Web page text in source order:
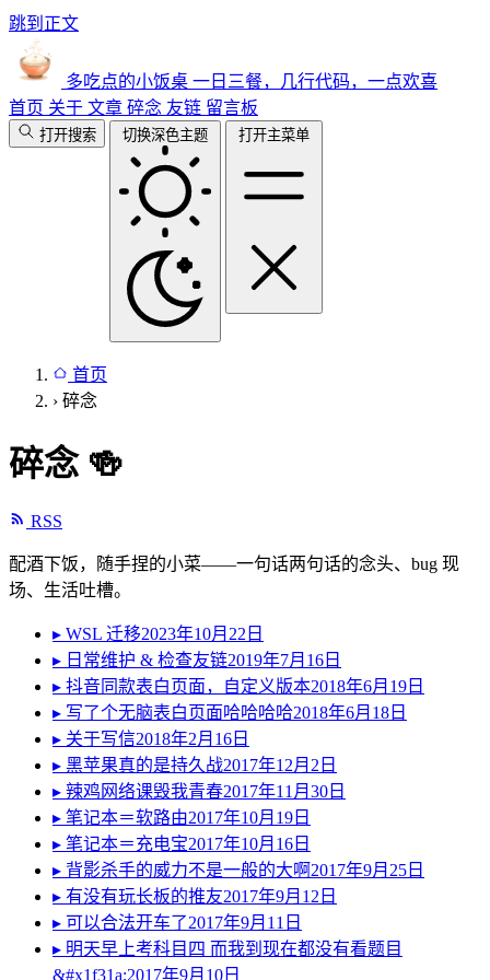
跳到正文
多吃点的小饭桌 一日三餐，几行代码，一点欢喜
首页 关于 文章 碎念 友链 留言板
打开搜索 切换深色主题 打开主菜单
首页
› 碎念
碎念 🍻
RSS
配酒下饭，随手捏的小菜——一句话两句话的念头、bug 现
场、生活吐槽。
▸ WSL 迁移2023年10月22日
▸ 日常维护 & 检查友链2019年7月16日
▸ 抖音同款表白页面，自定义版本2018年6月19日
▸ 写了个无脑表白页面哈哈哈哈2018年6月18日
▸ 关于写信2018年2月16日
▸ 黑苹果真的是持久战2017年12月2日
▸ 辣鸡网络课毁我青春2017年11月30日
▸ 笔记本＝软路由2017年10月19日
▸ 笔记本＝充电宝2017年10月16日
▸ 背影杀手的威力不是一般的大啊 2017年9月25日
▸ 有没有玩长板的推友2017年9月12日
▸ 可以合法开车了2017年9月11日
▸ 明天早上考科目四 而我到现在都没有看题目
&#x1f31a;2017年9月10日